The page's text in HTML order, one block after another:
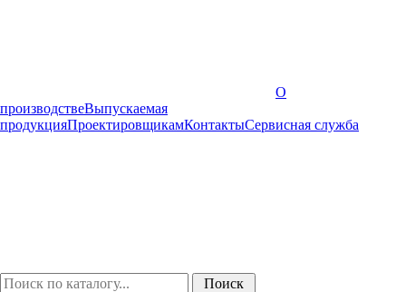
О
производствеВыпускаемая
продукцияПроектировщикамКонтактыCервисная служба